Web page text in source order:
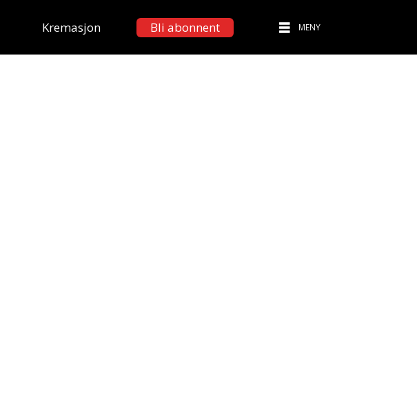
Kremasjon Bli abonnent